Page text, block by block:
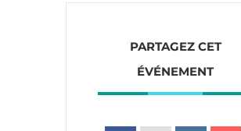
PARTAGEZ CET
ÉVÉNEMENT